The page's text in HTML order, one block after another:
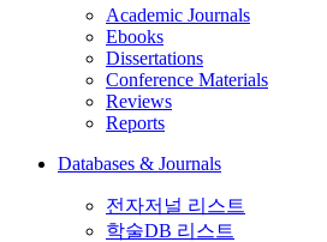
Academic Journals
Ebooks
Dissertations
Conference Materials
Reviews
Reports
Databases & Journals
전자저널 리스트
학술DB 리스트